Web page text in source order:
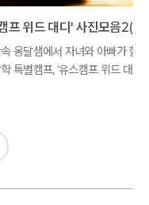
옹달샘에서 자녀와 아빠가 함
학 특별캠프, '유스캠프 위드 대